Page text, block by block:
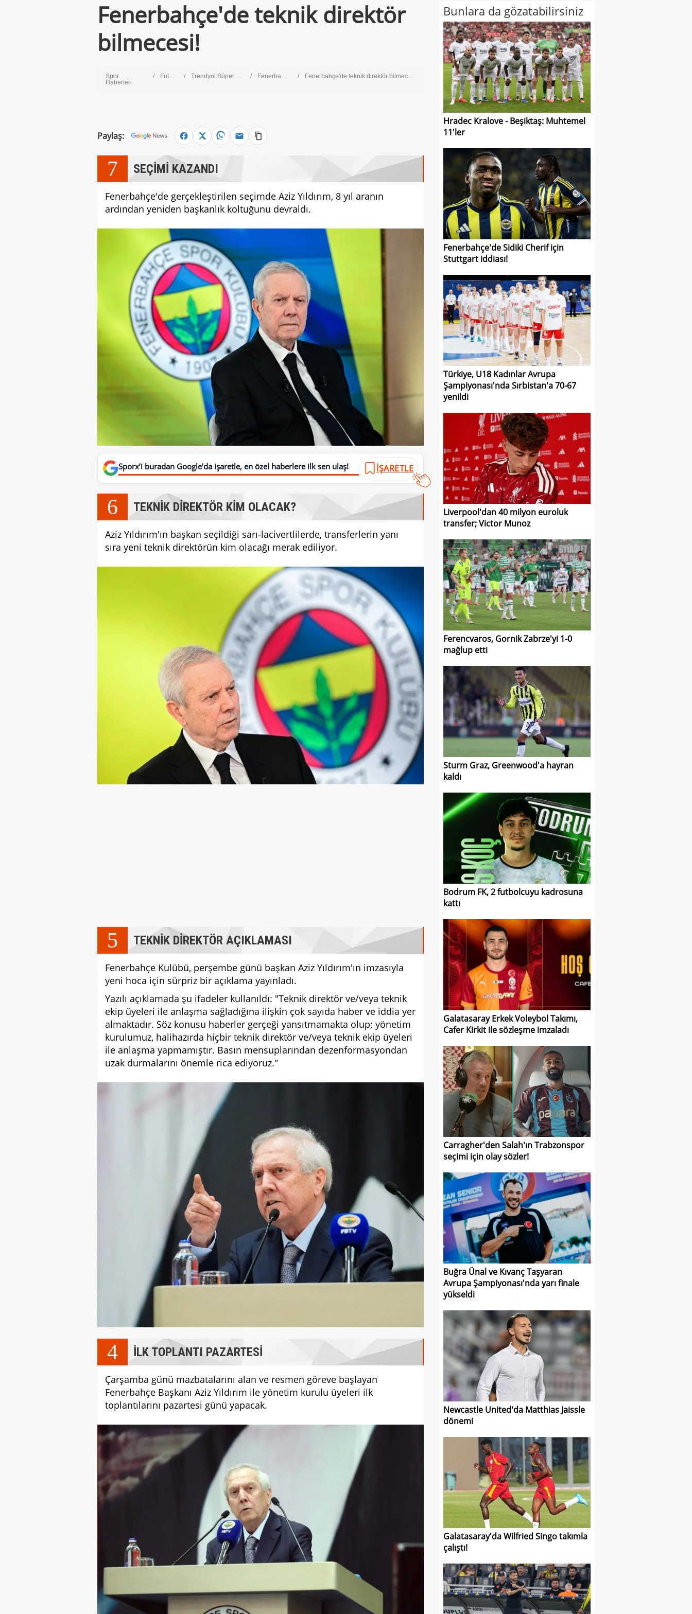
Fenerbahçe'de teknik direktör
bilmecesi!
Spor
Haberleri
Futbol Trendyol Süper Lig Fenerbahçe Fenerbahçe'de teknik direktör bilmecesi!
Paylaş:
7 SEÇİMİ KAZANDI
Fenerbahçe'de gerçekleştirilen seçimde Aziz Yıldırım, 8 yıl aranın
ardından yeniden başkanlık koltuğunu devraldı.
Sporx’i buradan Google’da işaretle, en özel haberlere ilk sen ulaş! İŞARETLE
6 TEKNİK DİREKTÖR KİM OLACAK?
Aziz Yıldırım'ın başkan seçildiği sarı-lacivertlilerde, transferlerin yanı
sıra yeni teknik direktörün kim olacağı merak ediliyor.
5 TEKNİK DİREKTÖR AÇIKLAMASI
Fenerbahçe Kulübü, perşembe günü başkan Aziz Yıldırım'ın imzasıyla
yeni hoca için sürpriz bir açıklama yayınladı.
Yazılı açıklamada şu ifadeler kullanıldı: "Teknik direktör ve/veya teknik
ekip üyeleri ile anlaşma sağladığına ilişkin çok sayıda haber ve iddia yer
almaktadır. Söz konusu haberler gerçeği yansıtmamakta olup; yönetim
kurulumuz, halihazırda hiçbir teknik direktör ve/veya teknik ekip üyeleri
ile anlaşma yapmamıştır. Basın mensuplarından dezenformasyondan
uzak durmalarını önemle rica ediyoruz."
4 İLK TOPLANTI PAZARTESİ
Çarşamba günü mazbatalarını alan ve resmen göreve başlayan
Fenerbahçe Başkanı Aziz Yıldırım ile yönetim kurulu üyeleri ilk
toplantılarını pazartesi günü yapacak.
Bunlara da gözatabilirsiniz
Hradec Kralove - Beşiktaş: Muhtemel
11'ler
Fenerbahçe'de Sidiki Cherif için
Stuttgart iddiası!
Türkiye, U18 Kadınlar Avrupa
Şampiyonası'nda Sırbistan'a 70-67
yenildi
Liverpool'dan 40 milyon euroluk
transfer; Victor Munoz
Ferencvaros, Gornik Zabrze'yi 1-0
mağlup etti
Sturm Graz, Greenwood'a hayran
kaldı
Bodrum FK, 2 futbolcuyu kadrosuna
kattı
Galatasaray Erkek Voleybol Takımı,
Cafer Kirkit ile sözleşme imzaladı
Carragher'den Salah'ın Trabzonspor
seçimi için olay sözler!
Buğra Ünal ve Kıvanç Taşyaran
Avrupa Şampiyonası'nda yarı finale
yükseldi
Newcastle United'da Matthias Jaissle
dönemi
Galatasaray'da Wilfried Singo takımla
çalıştı!